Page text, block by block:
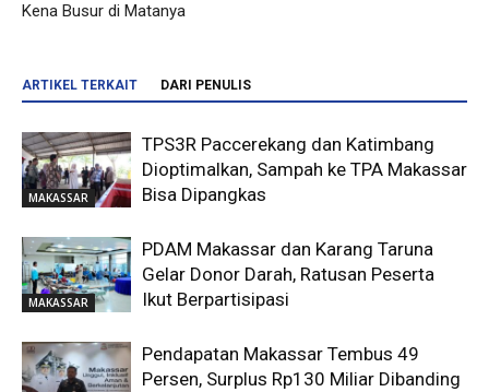
Kena Busur di Matanya
ARTIKEL TERKAIT DARI PENULIS
MAKASSAR
TPS3R Paccerekang dan Katimbang
Dioptimalkan, Sampah ke TPA Makassar
Bisa Dipangkas
MAKASSAR
PDAM Makassar dan Karang Taruna
Gelar Donor Darah, Ratusan Peserta
Ikut Berpartisipasi
Pendapatan Makassar Tembus 49
Persen, Surplus Rp130 Miliar Dibanding